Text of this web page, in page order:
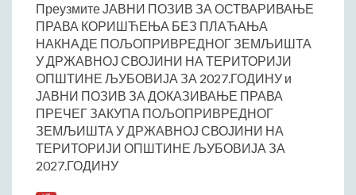
Шумарство
Индустрија
Грађевинарство
Занатство
Саобраћај и везе
Угоститељство и туризам
Комунална делатност
Јавна предузећа
Преузмите ЈАВНИ ПОЗИВ ЗА ОСТВАРИВАЊЕ
ПРАВА КОРИШЋЕЊА БЕЗ ПЛАЋАЊА
НАКНАДЕ ПОЉОПРИВРЕДНОГ ЗЕМЉИШТА
У ДРЖАВНОЈ СВОЈИНИ НА ТЕРИТОРИЈИ
ОПШТИНЕ ЉУБОВИЈА ЗА 2027.ГОДИНУ и
ЈАВНИ ПОЗИВ ЗА ДОКАЗИВАЊЕ ПРАВА
ПРЕЧЕГ ЗАКУПА ПОЉОПРИВРЕДНОГ
ЗЕМЉИШТА У ДРЖАВНОЈ СВОЈИНИ НА
ТЕРИТОРИЈИ ОПШТИНЕ ЉУБОВИЈА ЗА
2027.ГОДИНУ